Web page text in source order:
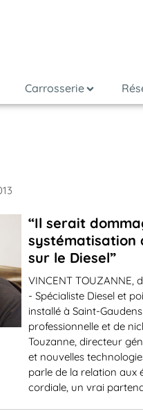
Carrosserie
“Il serait
systématisation
sur le Diesel”
VINCENT TOUZANNE,
- Spécialiste Diesel et
installé à Saint-
professionnelle et de
Touzanne, directeur
et nouvelles
parle de la relation aux
cordiale, un vrai